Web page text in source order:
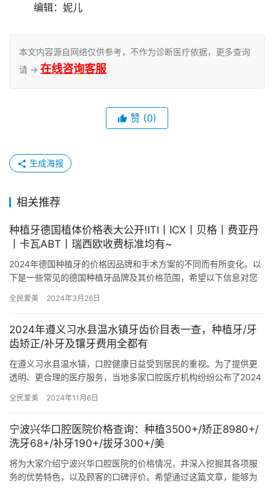
	编辑：妮儿
本文内容源自网络仅供参考，不作为诊断医疗依据，更多查询
请 → 在线咨询客服
赞 (0)
生成海报
相关推荐
种植牙德国植体价格表大公开!ITI丨ICX丨贝格丨费亚丹
丨卡瓦ABT丨瑞西欧收费标准均有~
2024年德国种植牙的价格因品牌和手术方案的不同而有所变化。以
下是一些常见的德国种植牙品牌及其价格范围，希望以下信息对您
全民爱美 2024年3月26日
2024年遵义习水县温水镇牙齿价目表一查，种植牙/牙
齿矫正/补牙及镶牙费用全都有
在遵义习水县温水镇，口腔健康日益受到居民的重视。为了提供更
透明、更合理的医疗服务，当地多家口腔医疗机构纷纷公布了2024
目…
全民爱美 2024年11月6日
宁波兴华口腔医院价格查询：种植3500+/矫正8980+/
洗牙68+/补牙190+/拔牙300+/美
将为大家介绍宁波兴华口腔医院的价格情况，并深入挖掘其各项服
务的优势特色，以及顾客的口碑评价。希望通过这篇文章，能够为